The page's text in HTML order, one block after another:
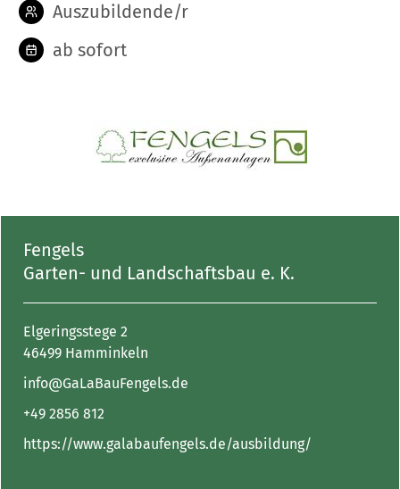
Auszubildende/r
ab sofort
Fengels
Garten- und Landschaftsbau e. K.
Elgeringsstege 2
46499 Hamminkeln
info@GaLaBauFengels.de
+49 2856 812
https://www.galabaufengels.de/ausbildung/